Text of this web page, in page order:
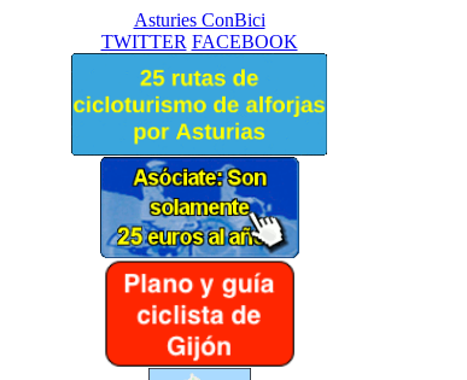
Asturies ConBici
TWITTER FACEBOOK